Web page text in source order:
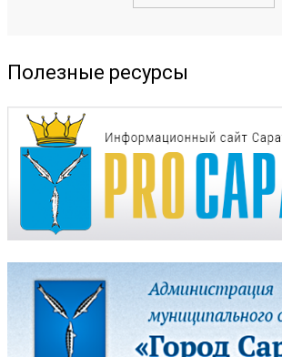
Полезные ресурсы